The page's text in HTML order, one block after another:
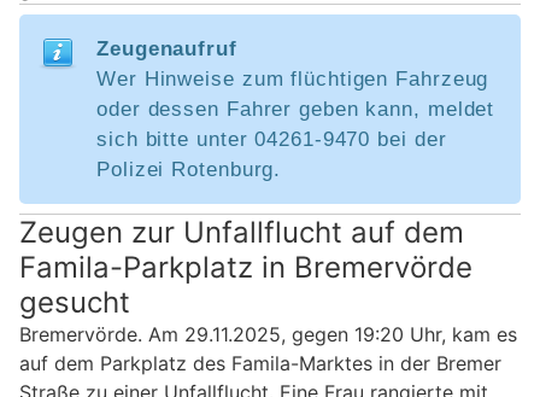
Zeugenaufruf
Wer Hinweise zum flüchtigen Fahrzeug
oder dessen Fahrer geben kann, meldet
sich bitte unter 04261-9470 bei der
Polizei Rotenburg.
Zeugen zur Unfallflucht auf dem
Famila-Parkplatz in Bremervörde
gesucht
Bremervörde. Am 29.11.2025, gegen 19:20 Uhr, kam es
auf dem Parkplatz des Famila-Marktes in der Bremer
Straße zu einer Unfallflucht. Eine Frau rangierte mit